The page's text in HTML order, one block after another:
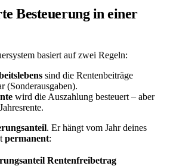
Besteuerung in einer
basiert auf zwei Regeln:
sind die Rentenbeiträge
(Sonderausgaben).
wird die Auszahlung besteuert – aber
. Er hängt vom Jahr deines
permanent:
Rentenfreibetrag